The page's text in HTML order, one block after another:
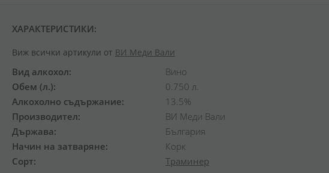
ХАРАКТЕРИСТИКИ:
Виж всички артикули от ВИ Меди Вали
Вид алкохол
Вино
Обем (л.)
0.750 л.
Алкохолно съдържание
13.5%
Производител
ВИ Меди Вали
Държава
България
Начин на затваряне
Корк
Сорт
Траминер